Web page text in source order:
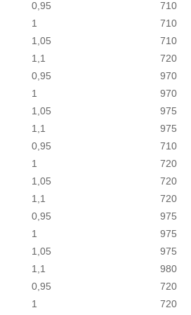
0,95
710
1
710
1,05
710
1,1
720
0,95
970
1
970
1,05
975
1,1
975
0,95
710
1
720
1,05
720
1,1
720
0,95
975
1
975
1,05
975
1,1
980
0,95
720
1
720